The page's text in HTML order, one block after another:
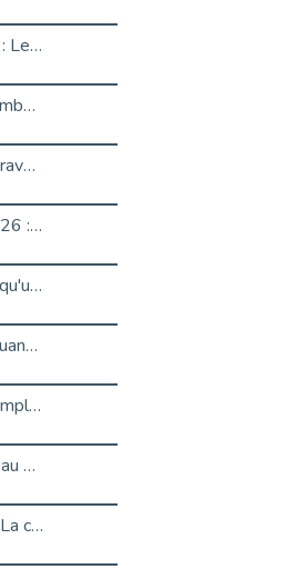
Talents et Handicap : Le Top 10 des métiers plébiscités dans les Hauts-de-Seine
Le Tournesol : Ce symbole discret qui change la vie des personnes en situation de handicap invisible
Handicap auditif au travail : rendre l’invisible accessible
Réforme du CPF 2026 : Ce qui change ce printemps pour vos droits à la formation
Le FALC : Bien plus qu'une écriture, un levier d'inclusion
Sport2Job Clichy : Quand le terrain devient le plus beau des bureaux
Handicap visuel et emploi : lever les obstacles pour révéler les - vidéo
Le TIH : L'Expertise au Service de l'Inclusion
Parcours THalents : La complémentarité au service de l'Emploi.